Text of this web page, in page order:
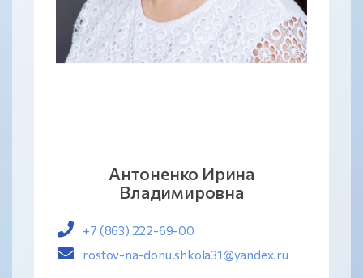
Антоненко Ирина
Владимировна
+7 (863) 222-69-00
rostov-na-donu.shkola31@yandex.ru